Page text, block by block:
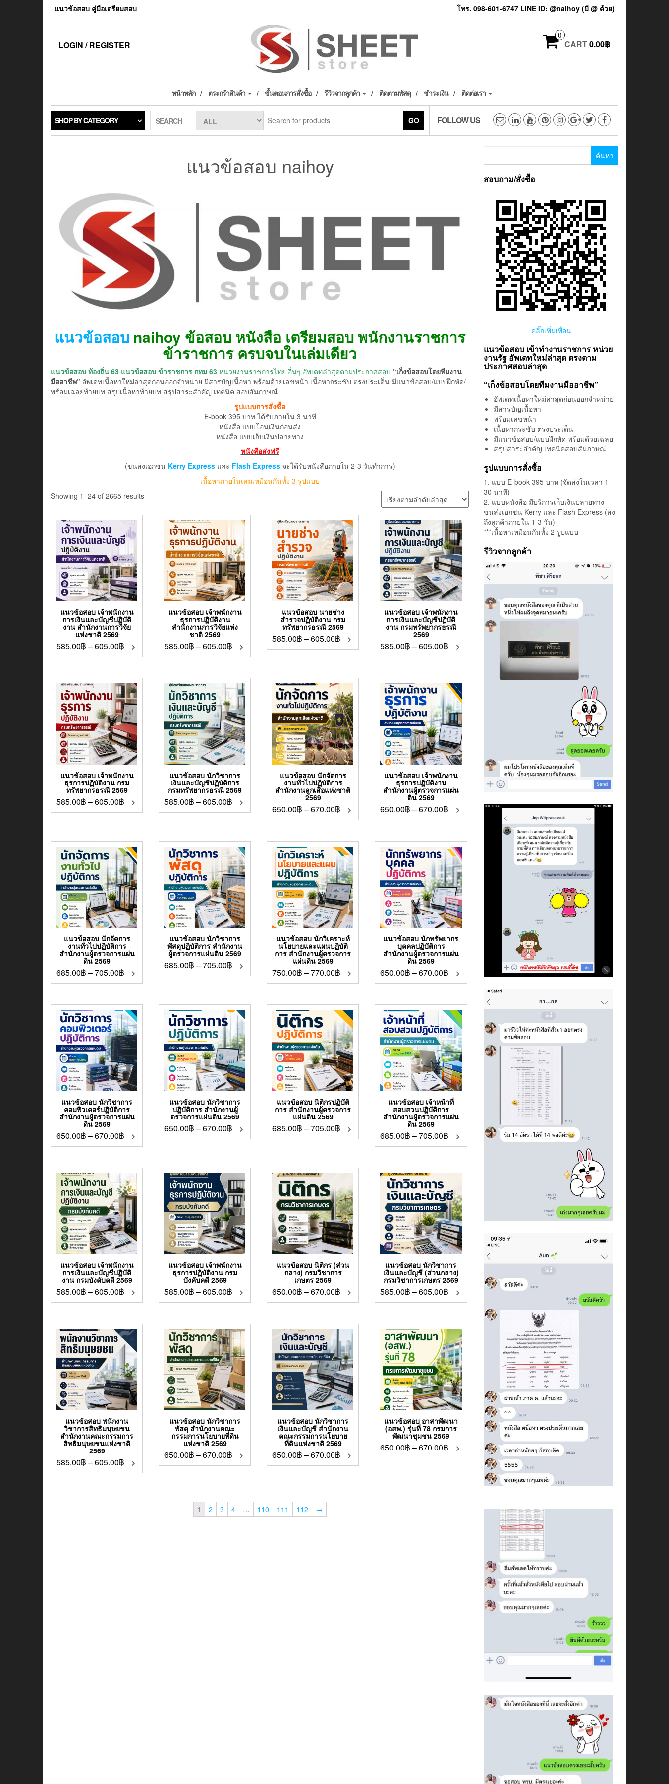
แนวข้อสอบ คู่มือเตรียมสอบ โทร. 098-601-6747 LINE ID: @naihoy (มี @ ด้วย)
LOGIN / REGISTER
0
CART0.00฿
หน้าหลัก ตระกร้าสินค้า ขั้นตอนการสั่งซื้อ รีวิวจากลูกค้า ติดตามพัสดุ ชำระเงิน ติดต่อเรา
SHOP BY CATEGORY SEARCH GO FOLLOW US
แนวข้อสอบ naihoy
แนวข้อสอบ naihoy ข้อสอบ หนังสือ เตรียมสอบ พนักงานราชการ
ข้าราชการ ครบจบในเล่มเดียว
แนวข้อสอบ ท้องถิ่น 63 แนวข้อสอบ ข้าราชการ กทม 63 หน่วยงานราชการไทย อื่นๆ อัพเดทล่าสุดตามประกาศสอบ “เก็งข้อสอบโดยทีมงาน
มืออาชีพ” อัพเดทเนื้อหาใหม่ล่าสุดก่อนออกจำหน่าย มีสารบัญเนื้อหา พร้อมด้วยเลขหน้า เนื้อหากระชับ ตรงประเด็น มีแนวข้อสอบ/แบบฝึกหัด/
พร้อมเฉลยท้ายบท สรุปเนื้อหาท้ายบท สรุปสาระสำคัญ เทคนิค สอบสัมภาษณ์
รูปแบบการสั่งซื้อ
E-book 395 บาท ได้รับภายใน 3 นาที
หนังสือ แบบโอนเงินก่อนส่ง
หนังสือ แบบเก็บเงินปลายทาง
หนังสือส่งฟรี
(ขนส่งเอกชน Kerry Expressและ Flash Express จะได้รับหนังสือภายใน 2-3 วันทำการ)
เนื้อหาภายในเล่มเหมือนกันทั้ง 3 รูปแบบ
Showing 1–24 of 2665 results
แนวข้อสอบ เจ้าพนักงาน
การเงินและบัญชีปฏิบัติ
งาน สำนักงานการวิจัย
แห่งชาติ 2569
585.00฿ –605.00฿
แนวข้อสอบ เจ้าพนักงาน
ธุรการปฏิบัติงาน
สำนักงานการวิจัยแห่ง
ชาติ 2569
585.00฿ –605.00฿
แนวข้อสอบ นายช่าง
สำรวจปฏิบัติงาน กรม
ทรัพยากรธรณี 2569
585.00฿ –605.00฿
แนวข้อสอบ เจ้าพนักงาน
การเงินและบัญชีปฏิบัติ
งาน กรมทรัพยากรธรณี
2569
585.00฿ –605.00฿
แนวข้อสอบ เจ้าพนักงาน
ธุรการปฏิบัติงาน กรม
ทรัพยากรธรณี 2569
585.00฿ –605.00฿
แนวข้อสอบ นักวิชาการ
เงินและบัญชีปฏิบัติการ
กรมทรัพยากรธรณี 2569
585.00฿ –605.00฿
แนวข้อสอบ นักจัดการ
งานทั่วไปปฏิบัติการ
สำนักงานลูกเสือแห่งชาติ
2569
650.00฿ –670.00฿
แนวข้อสอบ เจ้าพนักงาน
ธุรการปฏิบัติงาน
สำนักงานผู้ตรวจการแผ่น
ดิน 2569
650.00฿ –670.00฿
แนวข้อสอบ นักจัดการ
งานทั่วไปปฏิบัติการ
สำนักงานผู้ตรวจการแผ่น
ดิน 2569
685.00฿ –705.00฿
แนวข้อสอบ นักวิชาการ
พัสดุปฏิบัติการ สำนักงาน
ผู้ตรวจการแผ่นดิน 2569
685.00฿ –705.00฿
แนวข้อสอบ นักวิเคราะห์
นโยบายและแผนปฏิบัติ
การ สำนักงานผู้ตรวจการ
แผ่นดิน 2569
750.00฿ –770.00฿
แนวข้อสอบ นักทรัพยากร
บุคคลปฏิบัติการ
สำนักงานผู้ตรวจการแผ่น
ดิน 2569
650.00฿ –670.00฿
แนวข้อสอบ นักวิชาการ
คอมพิวเตอร์ปฏิบัติการ
สำนักงานผู้ตรวจการแผ่น
ดิน 2569
650.00฿ –670.00฿
แนวข้อสอบ นักวิชาการ
ปฏิบัติการ สำนักงานผู้
ตรวจการแผ่นดิน 2569
650.00฿ –670.00฿
แนวข้อสอบ นิติกรปฏิบัติ
การ สำนักงานผู้ตรวจการ
แผ่นดิน 2569
685.00฿ –705.00฿
แนวข้อสอบ เจ้าหน้าที่
สอบสวนปฏิบัติการ
สำนักงานผู้ตรวจการแผ่น
ดิน 2569
685.00฿ –705.00฿
แนวข้อสอบ เจ้าพนักงาน
การเงินและบัญชีปฏิบัติ
งาน กรมบังคับคดี 2569
585.00฿ –605.00฿
แนวข้อสอบ เจ้าพนักงาน
ธุรการปฏิบัติงาน กรม
บังคับคดี 2569
585.00฿ –605.00฿
แนวข้อสอบ นิติกร (ส่วน
กลาง) กรมวิชาการ
เกษตร 2569
650.00฿ –670.00฿
แนวข้อสอบ นักวิชาการ
เงินและบัญชี (ส่วนกลาง)
กรมวิชาการเกษตร 2569
585.00฿ –605.00฿
แนวข้อสอบ พนักงาน
วิชาการสิทธิมนุษยชน
สำนักงานคณะกรรมการ
สิทธิมนุษยชนแห่งชาติ
2569
585.00฿ –605.00฿
แนวข้อสอบ นักวิชาการ
พัสดุ สำนักงานคณะ
กรรมการนโยบายที่ดิน
แห่งชาติ 2569
650.00฿ –670.00฿
แนวข้อสอบ นักวิชาการ
เงินและบัญชี สำนักงาน
คณะกรรมการนโยบาย
ที่ดินแห่งชาติ 2569
650.00฿ –670.00฿
แนวข้อสอบ อาสาพัฒนา
(อสพ.) รุ่นที่ 78 กรมการ
พัฒนาชุมชน 2569
650.00฿ –670.00฿
1 2 3 4 … 110 111 112 →
สอบถาม/สั่งซื้อ
คลิ๊กเพิ่มเพื่อน
แนวข้อสอบ เข้าทำงานราชการ หน่วย
งานรัฐ อัพเดทใหม่ล่าสุด ตรงตาม
ประกาศสอบล่าสุด
“เก็งข้อสอบโดยทีมงานมืออาชีพ”
อัพเดทเนื้อหาใหม่ล่าสุดก่อนออกจำหน่าย
มีสารบัญเนื้อหา
พร้อมเลขหน้า
เนื้อหากระชับ ตรงประเด็น
มีแนวข้อสอบ/แบบฝึกหัด พร้อมด้วยเฉลย
สรุปสาระสำคัญ เทคนิคสอบสัมภาษณ์
รูปแบบการสั่งซื้อ
1. แบบ E-book 395 บาท (จัดส่งในเวลา 1-
30 นาที)
2. แบบหนังสือ มีบริการเก็บเงินปลายทาง
ขนส่งเอกชน Kerry และ Flash Express (ส่ง
ถึงลูกค้าภายใน 1-3 วัน)
***เนื้อหาเหมือนกันทั้ง 2 รูปแบบ
รีวิวจากลูกค้า